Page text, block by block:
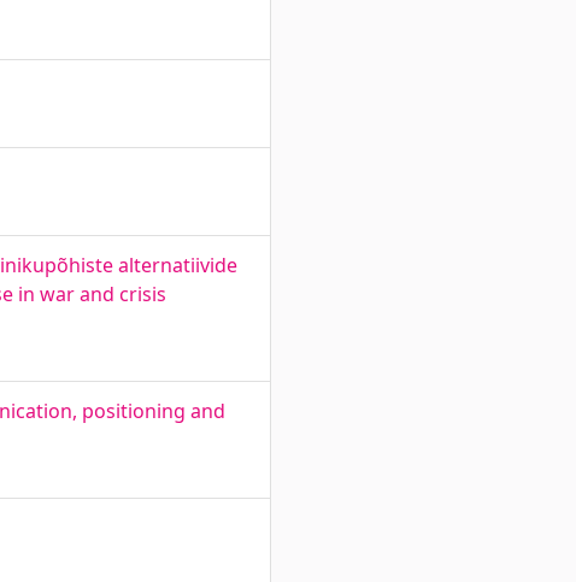
alternatiivide
in war and crisis
positioning and